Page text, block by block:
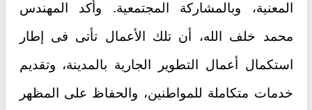
المعنية، وبالمشاركة المجتمعية. وأكد المهندس
محمد خلف الله، أن تلك الأعمال تأتى فى إطار
استكمال أعمال التطوير الجارية بالمدينة، وتقديم
خدمات متكاملة للمواطنين، والحفاظ على المظهر